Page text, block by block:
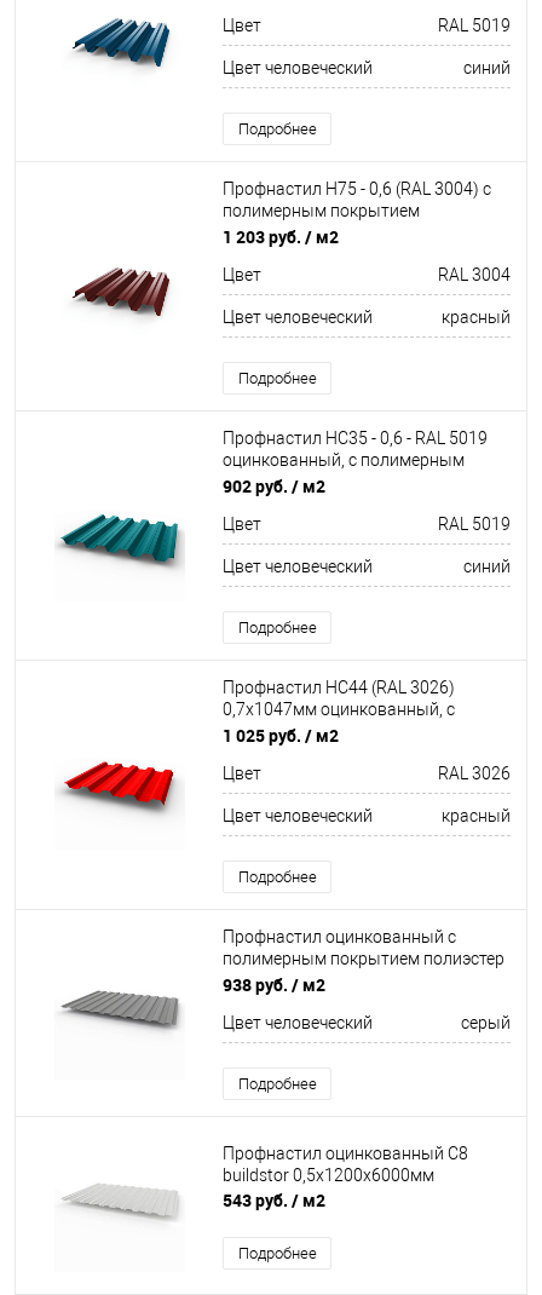
Цвет RAL 5019
Цвет человеческий синий
Подробнее
Профнастил Н75 - 0,6 (RAL 3004) с
полимерным покрытием
(полиэстер)
1 203 руб. / м2
Цвет RAL 3004
Цвет человеческий красный
Подробнее
Профнастил НС35 - 0,6 - RAL 5019
оцинкованный, с полимерным
покрытием (Полиэстер)
902 руб. / м2
Цвет RAL 5019
Цвет человеческий синий
Подробнее
Профнастил НС44 (RAL 3026)
0,7х1047мм оцинкованный, с
полимерным покрытием
1 025 руб. / м2
Цвет RAL 3026
Цвет человеческий красный
Подробнее
Профнастил оцинкованный с
полимерным покрытием полиэстер
С8 buildstor 0,7х1180мм RAL 7037
938 руб. / м2
Цвет человеческий серый
Подробнее
Профнастил оцинкованный С8
buildstor 0,5х1200х6000мм
543 руб. / м2
Подробнее